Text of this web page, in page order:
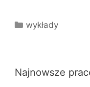
Kategorie
wykłady
Najnowsze